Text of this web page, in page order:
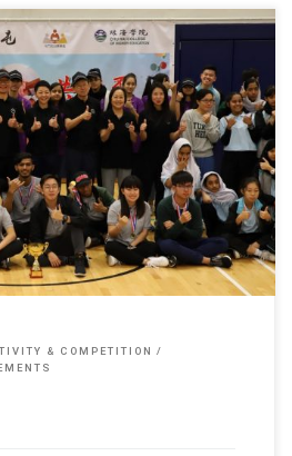
於社群和灌輸正向價值觀，屯門警區警民
屯門區滅罪委員會和香港珠海學院合辦了
」活動目的是希望為屯門區非華裔和華
，使學生們能共同參與和合作，打破彼
而今年度「共融盃」更首次以團隊合作
能讓更多同學參與其中，發揮更高團體
如下： 日期：2019 年2 月17 日 (星期日)
點：香港珠海學院室內多功能體育館 參加
學 (2) 明愛屯門馬登基金中學 (3) 加拿大神
陳金枝中學 (5) 仁愛堂陳黃淑芳紀念中學
& COMPETITION